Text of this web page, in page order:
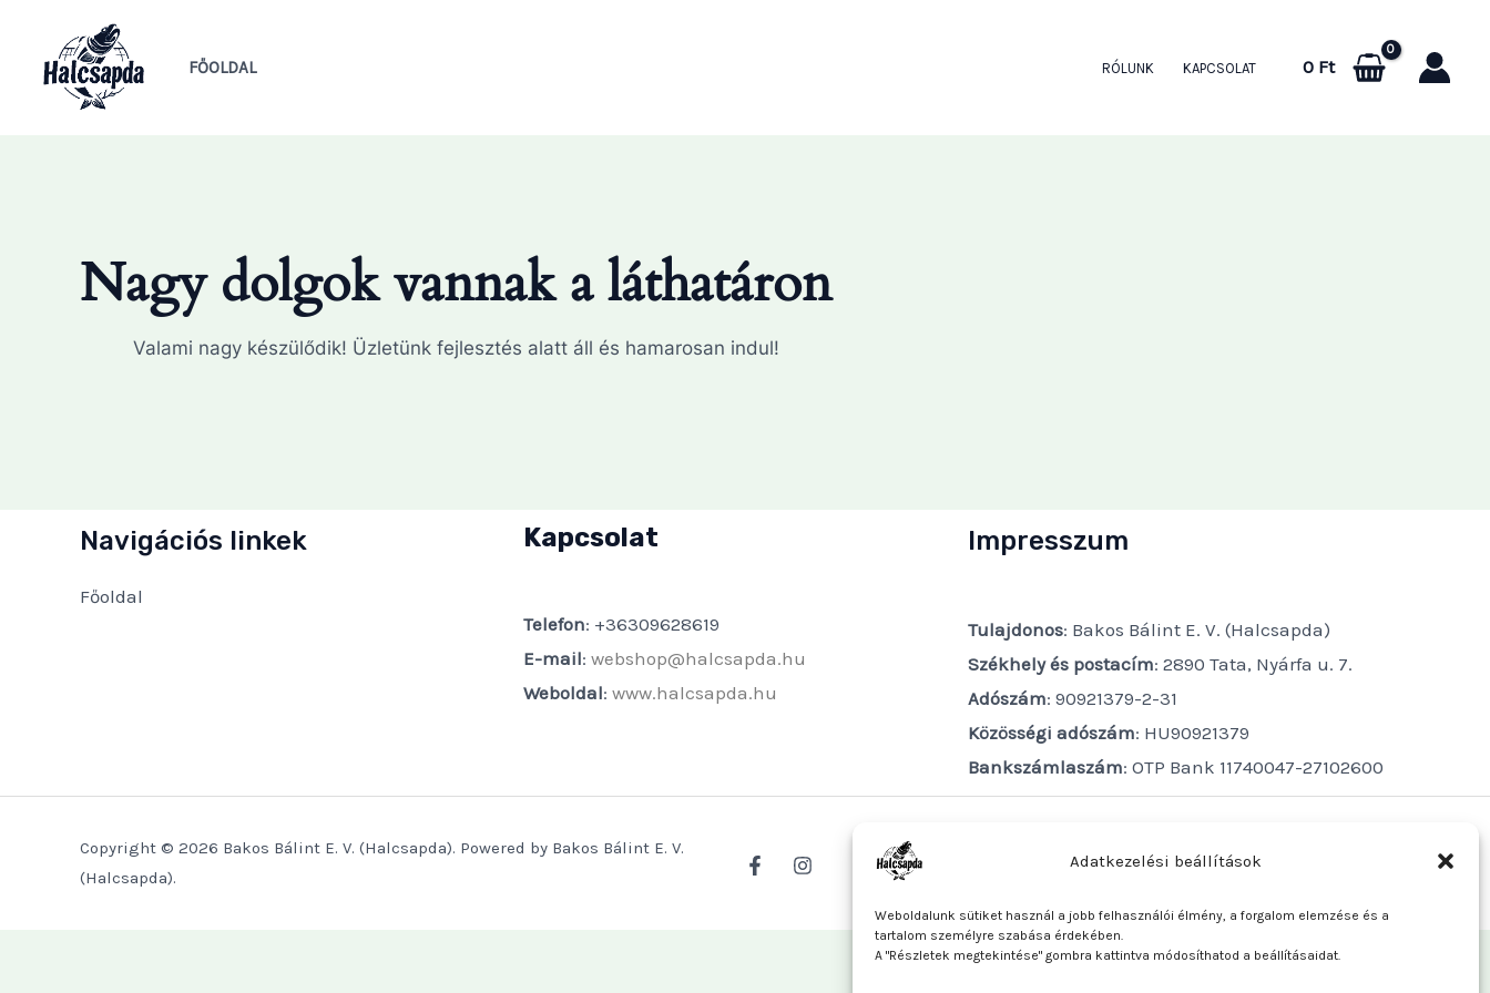
Adatkezelési beállítások
Weboldalunk sütiket használ a jobb felhasználói élmény, a forgalom elemzése és a
tartalom személyre szabása érdekében.
A "Részletek megtekintése" gombra kattintva módosíthatod a beállításaidat.
content
FŐOLDAL RÓLUNK KAPCSOLAT 0 Ft
Nagy dolgok vannak a láthatáron
Valami nagy készülődik! Üzletünk fejlesztés alatt áll és hamarosan indul!
Navigációs linkek
Főoldal
Kapcsolat
Telefon: +36309628619
E-mail:webshop@halcsapda.hu
Weboldal:www.halcsapda.hu
Impresszum
Tulajdonos: Bakos Bálint E. V. (Halcsapda)
Székhely és postacím: 2890 Tata, Nyárfa u. 7.
Adószám: 90921379-2-31
Közösségi adószám: HU90921379
Bankszámlaszám: OTP Bank 11740047-27102600
Copyright © 2026 Bakos Bálint E. V. (Halcsapda). Powered by Bakos Bálint E. V.
(Halcsapda).